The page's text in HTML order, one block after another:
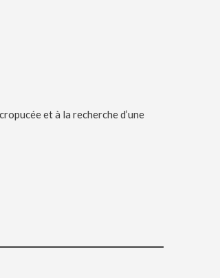
et à la recherche d’une